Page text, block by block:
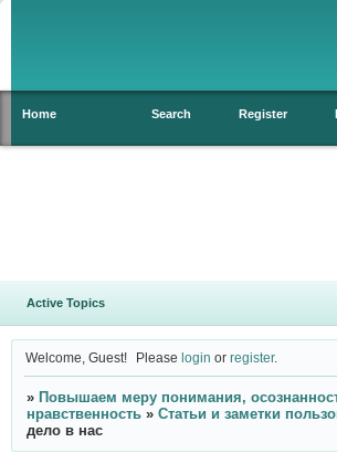
Home Search Register
Active Topics
Welcome, Guest! Pleaselogin orregister.
» Повышаем меру понимания,
нравственность » Статьи и заметки
дело в нас